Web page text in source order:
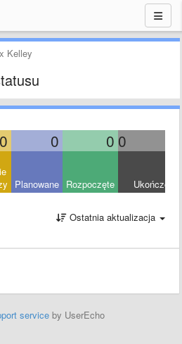
Kelley
0 0 0 0
Planowane Rozpoczęte Ukończony
Ostatnia aktualizacja
service by UserEcho